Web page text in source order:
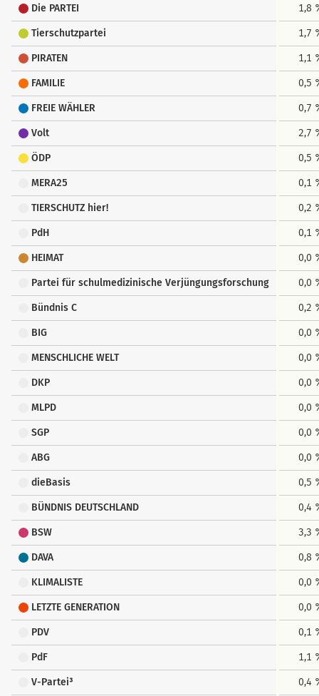
Die PARTEI 1,8
Tierschutzpartei 1,7
PIRATEN 1,1
FAMILIE 0,5
FREIE WÄHLER 0,7
Volt 2,7
ÖDP 0,5
MERA25 0,1
TIERSCHUTZ hier! 0,2
PdH 0,1
HEIMAT 0,0
Partei für schulmedizinische Verjüngungsforschung 0,0
Bündnis C 0,2
BIG 0,0
MENSCHLICHE WELT 0,0
DKP 0,0
MLPD 0,0
SGP 0,0
ABG 0,0
dieBasis 0,5
BÜNDNIS DEUTSCHLAND 0,4
BSW 3,3
DAVA 0,8
KLIMALISTE 0,0
LETZTE GENERATION 0,0
PDV 0,1
PdF 1,1
V-Partei³ 0,4